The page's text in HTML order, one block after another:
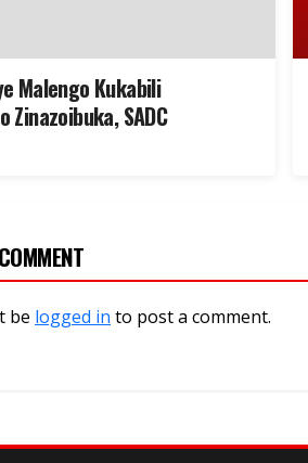
Malengo Kukabili
Zinazoibuka, SADC
be logged in to post a comment.